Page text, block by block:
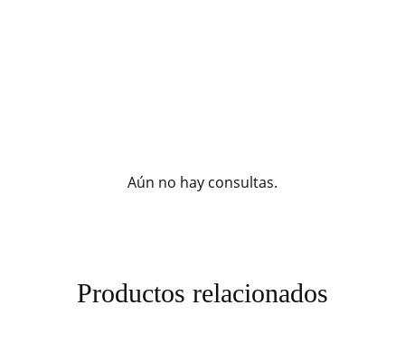
Aún no hay consultas.
Productos relacionados